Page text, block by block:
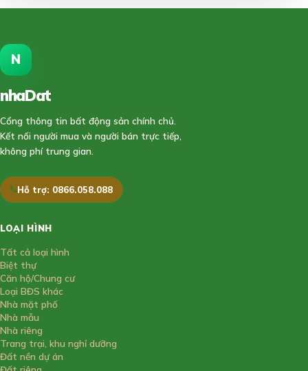
N
nhaDat
Cổng thông tin bất động sản chính chủ.
Kết nối người mua và người bán trực tiếp,
không phí trung gian.
Hỗ trợ: 0866.058.088
LOẠI HÌNH
Tất cả loại hình
Biệt thự
Căn hộ/Chung cư
Loại BĐS khác
Nhà mặt phố
Nhà mẫu
Nhà riêng
Trang trại, khu nghỉ dưỡng
Đất nền dự án